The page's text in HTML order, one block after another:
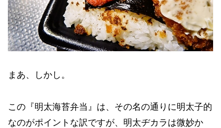
まあ、しかし。
この『明太海苔弁当』は、その名の通りに明太子的
なのがポイントな訳ですが、明太ヂカラは微妙か